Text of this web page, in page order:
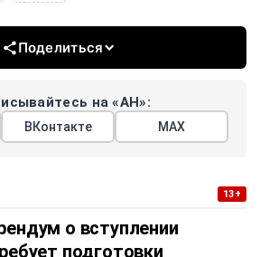
Поделиться
на «АН»:
ВКонтакте МАХ
13+
о вступлении
подготовки